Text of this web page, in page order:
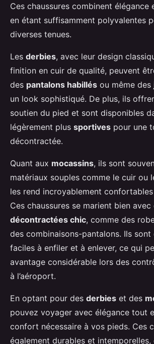
Ces chaussures combinent
en étant suffisamment polyvalentes
diverses tenues.
Les derbies, avec leur design
finition en cuir de qualité, peuvent
des pantalons habillés ou même des
un look sophistiqué. De plus, ils
soutien du pied et sont disponibles
légèrement plus sportives pour une
décontractée.
Quant aux mocassins, ils sont
matériaux souples comme le cuir ou
les rend incroyablement
Ces chaussures se marient bien avec
décontractées chic, comme des
des combinaisons-pantalons. Ils sont
faciles à enfiler et à enlever, ce qui
avantage considérable lors des
à l’aéroport.
En optant pour des derbies et des
pouvez voyager avec élégance tout
confort nécessaire à vos pieds. Ces
également durables et